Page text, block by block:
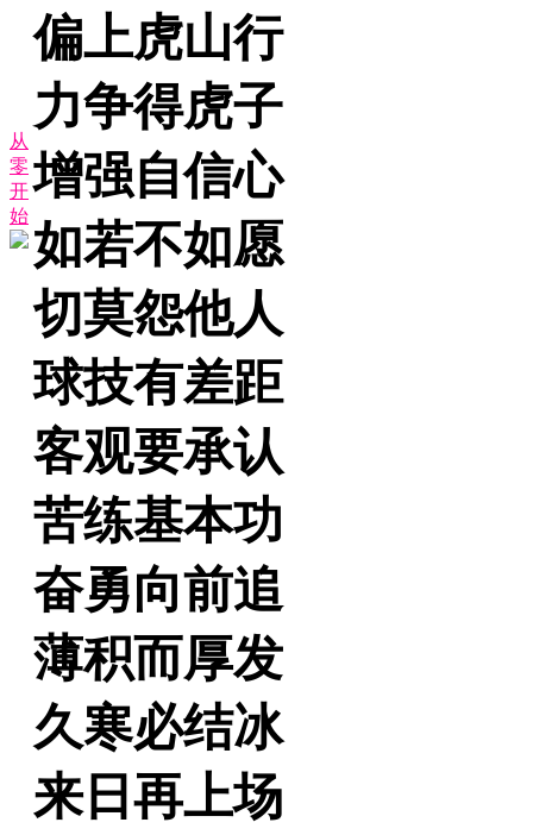
从
零
开
始
偏上虎山行
力争得虎子
增强自信心
如若不如愿
切莫怨他人
球技有差距
客观要承认
苦练基本功
奋勇向前追
薄积而厚发
久寒必结冰
来日再上场